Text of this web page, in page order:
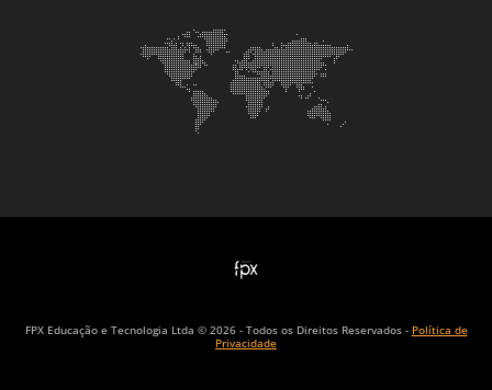
FPX Educação e Tecnologia Ltda © 2026 - Todos os Direitos Reservados - Política de
Privacidade